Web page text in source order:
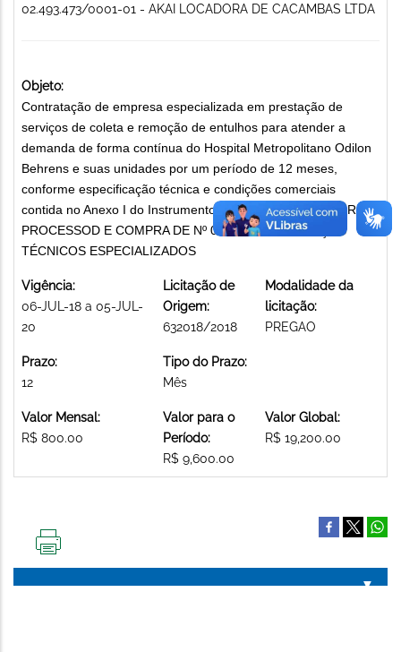
02.493.473/0001-01 - AKAI LOCADORA DE CACAMBAS LTDA
Objeto:
Contratação de empresa especializada em prestação de
serviços de coleta e remoção de entulhos para atender a
demanda de forma contínua do Hospital Metropolitano Odilon
Behrens e suas unidades por um período de 12 meses,
conforme especificação técnica e condições comerciais
contida no Anexo I do Instrumento Convocatório, CONFORME
PROCESSOD E COMPRA DE Nº 02-17/2018. SERVIÇOS
TÉCNICOS ESPECIALIZADOS
Vigência:
06-JUL-18 a 05-JUL-
20
Licitação de
Origem:
632018/2018
Modalidade da
licitação:
PREGAO
Prazo:
12
Tipo do Prazo:
Mês
Valor Mensal:
R$ 800.00
Valor para o
Período:
R$ 9,600.00
Valor Global:
R$ 19,200.00
PÁGINA